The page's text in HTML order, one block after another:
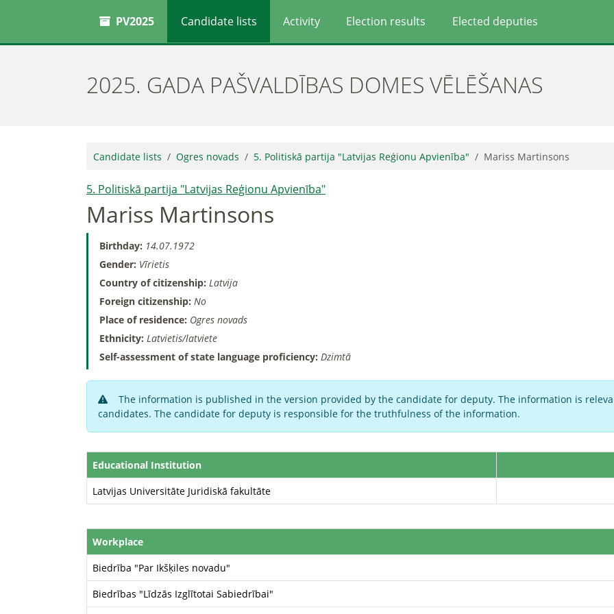
PV2025 Candidate lists Activity Election results Elected deputies
2025. GADA PAŠVALDĪBAS DOMES VĒLĒŠANAS
Candidate lists Ogres novads 5. Politiskā partija "Latvijas Reģionu Apvienība" Mariss Martinsons
5. Politiskā partija "Latvijas Reģionu Apvienība"
Mariss Martinsons
Birthday: 14.07.1972
Gender: Vīrietis
Country of citizenship: Latvija
Foreign citizenship: No
Place of residence: Ogres novads
Ethnicity: Latvietis/latviete
Self-assessment of state language proficiency: Dzimtā
The information is published in the version provided by the candidate for deputy. The information is
candidates. The candidate for deputy is responsible for the truthfulness of the information.
Educational Institution
Latvijas Universitāte Juridiskā fakultāte
Workplace
Biedrība "Par Ikšķiles novadu"
Biedrības "Līdzās Izglītotai Sabiedrībai"